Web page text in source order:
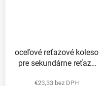
oceľové reťazové koleso
pre sekundárne reťaze
€23,33 bez DPH